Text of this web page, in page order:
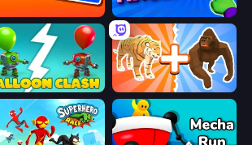
Battle Magic Finger 3D
Clash Animal DNA Run